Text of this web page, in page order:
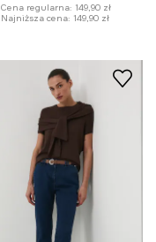
Cena regularna: 149,90 zł
Najniższa cena: 149,90 zł